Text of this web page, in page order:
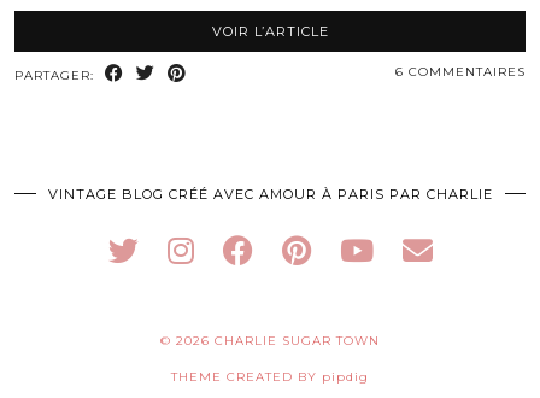
VOIR L’ARTICLE
PARTAGER: 6 COMMENTAIRES
VINTAGE BLOG CRÉÉ AVEC AMOUR À PARIS PAR CHARLIE
© 2026 CHARLIE SUGAR TOWN
THEME CREATED BY pipdig